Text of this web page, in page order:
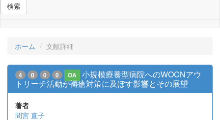
検索
ホーム 文献詳細
4 0 0 0 OA
小規模療養型病院へのWOCNアウ
トリーチ活動が褥瘡対策に及ぼす影響とその展望
著者
間宮 直子